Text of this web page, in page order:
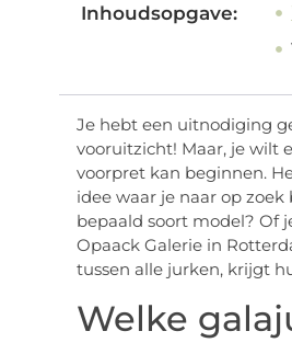
Inhoudsopgave:
Je hebt een uitnodiging
vooruitzicht! Maar, je wilt
voorpret kan beginnen.
idee waar je naar op
bepaald soort model? Of
Opaack Galerie in
tussen alle jurken, krijgt
Welke